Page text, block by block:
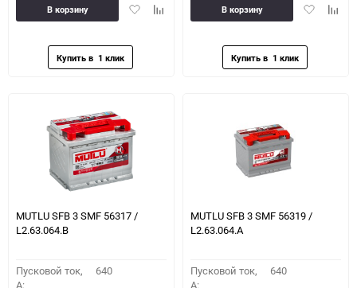
ДобавитьДобавить
В корзину
Добавить
В корзину
MUTLU SFB 3 SMF 56317 /
L2.63.064.B
Пусковой ток,
A:
640
MUTLU SFB 3 SMF 56319 /
L2.63.064.А
Пусковой ток,
A:
640